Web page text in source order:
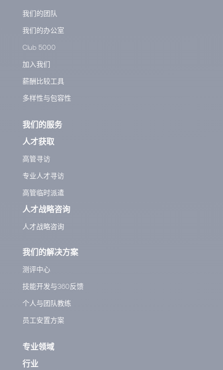
我们的团队
我们的办公室
Club 5000
加入我们
薪酬比较工具
多样性与包容性
我们的服务
人才获取
高管寻访
专业人才寻访
高管临时派遣
人才战略咨询
人才战略咨询
我们的解决方案
测评中心
技能开发与360反馈
个人与团队教练
员工安置方案
专业领域
行业